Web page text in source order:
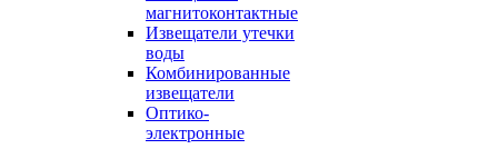
магнитоконтактные
Извещатели утечки
воды
Комбинированные
извещатели
Оптико-
электронные